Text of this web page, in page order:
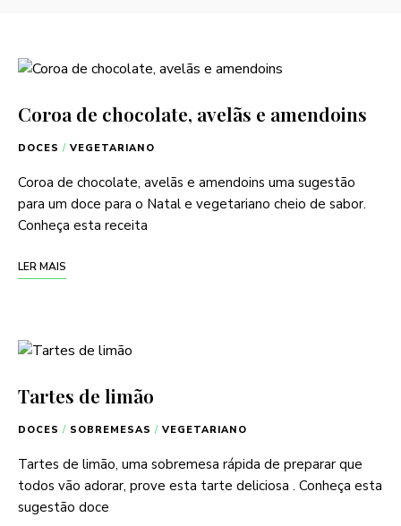
Coroa de chocolate, avelãs e amendoins
DOCES / VEGETARIANO
Coroa de chocolate, avelãs e amendoins uma sugestão
para um doce para o Natal e vegetariano cheio de sabor.
Conheça esta receita
LER MAIS
Tartes de limão
DOCES / SOBREMESAS / VEGETARIANO
Tartes de limão, uma sobremesa rápida de preparar que
todos vão adorar, prove esta tarte deliciosa . Conheça esta
sugestão doce